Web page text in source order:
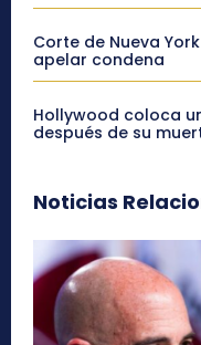
Corte de Nueva
apelar condena
Hollywood coloca
después de su
Noticias